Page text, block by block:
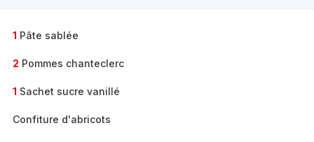
1 Pâte sablée
2 Pommes chanteclerc
1 Sachet sucre vanillé
Confiture d'abricots